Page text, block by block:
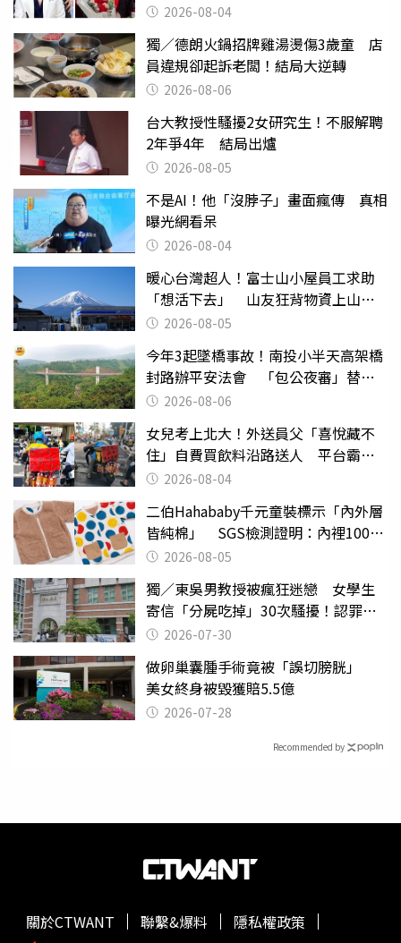
2026-08-04
獨／德朗火鍋招牌雞湯燙傷3歲童 店
員違規卻起訴老闆！結局大逆轉
2026-08-06
台大教授性騷擾2女研究生！不服解聘
2年爭4年 結局出爐
2026-08-05
不是AI！他「沒脖子」畫面瘋傳 真相
曝光網看呆
2026-08-04
暖心台灣超人！富士山小屋員工求助
「想活下去」 山友狂背物資上山：
台灣真的是寶島
2026-08-05
今年3起墜橋事故！南投小半天高架橋
封路辦平安法會 「包公夜審」替亡
魂伸冤
2026-08-06
女兒考上北大！外送員父「喜悅藏不
住」自費買飲料沿路送人 平台霸氣
幫付學費
2026-08-04
二伯Hahababy千元童裝標示「內外層
皆純棉」 SGS檢測證明：內裡100%
聚酯纖維
2026-08-05
獨／東吳男教授被瘋狂迷戀 女學生
寄信「分屍吃掉」30次騷擾！認罪免
關 2026-07-30
做卵巢囊腫手術竟被「誤切膀胱」
美女終身被毀獲賠5.5億
2026-07-28
Recommended by
關於CTWANT 聯繫&爆料
隱私權政策